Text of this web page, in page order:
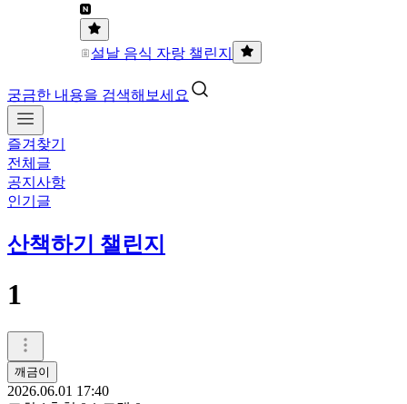
설날 음식 자랑 챌린지
궁금한 내용을 검색해보세요
즐겨찾기
전체글
공지사항
인기글
산책하기 챌린지
1
깨금이
2026.06.01 17:40